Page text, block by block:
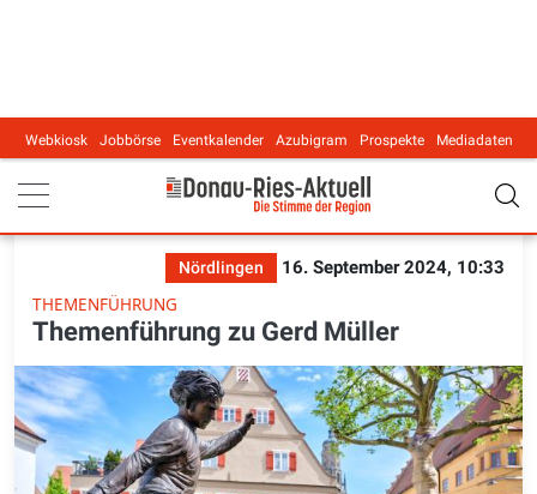
Main navigation
Webkiosk Jobbörse Eventkalender Azubigram Prospekte Mediadaten
Nördlingen
16. September 2024, 10:33
THEMENFÜHRUNG
Themenführung zu Gerd Müller